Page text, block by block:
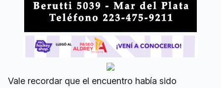
Vale recordar que el encuentro había sido